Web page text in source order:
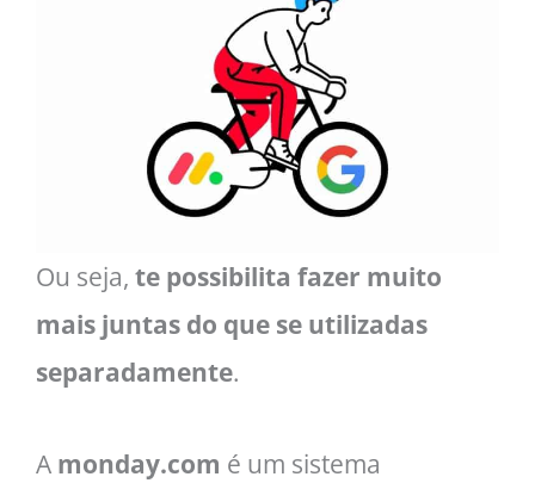
Ou seja, te possibilita fazer muito
mais juntas do que se utilizadas
separadamente.
A monday.com é um sistema